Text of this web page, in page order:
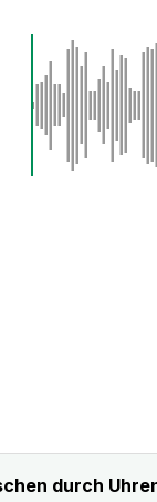
durch